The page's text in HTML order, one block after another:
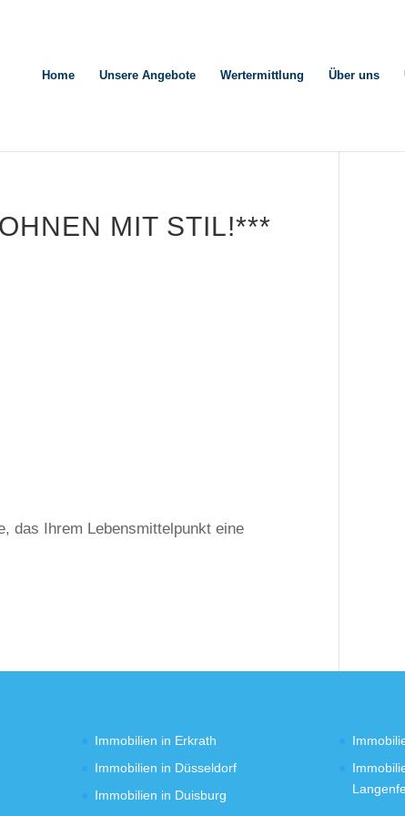
Home Unsere Angebote Wertermittlung Über uns
MIT STIL!***
das Ihrem Lebensmittelpunkt eine
Immobilien in Erkrath
Immobilien in Düsseldorf
Immobilien in Duisburg